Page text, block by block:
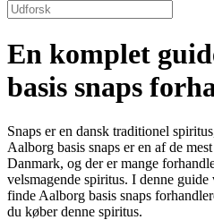
En komplet
basis snaps
Snaps er en dansk traditionel
Aalborg basis snaps er en af de
Danmark, og der er mange
velsmagende spiritus. I denne
finde Aalborg basis snaps
du køber denne spiritus.